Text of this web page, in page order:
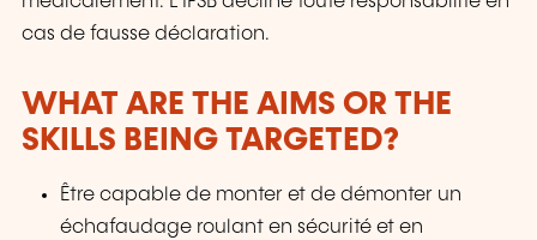
cas de fausse déclaration.
WHAT ARE THE AIMS OR THE
SKILLS BEING TARGETED?
Être capable de monter et de démonter un
échafaudage roulant en sécurité et en